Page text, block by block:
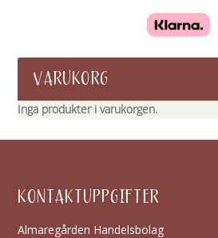
VARUKORG
Inga produkter i varukorgen.
KONTAKTUPPGIFTER
Almaregården Handelsbolag